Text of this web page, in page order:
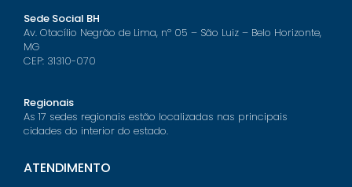
Sede Social BH
Av. Otacílio Negrão de Lima, nº 05 – São Luiz – Belo Horizonte,
MG
CEP: 31310-070
Regionais
As 17 sedes regionais estão localizadas nas principais
cidades do interior do estado.
ATENDIMENTO